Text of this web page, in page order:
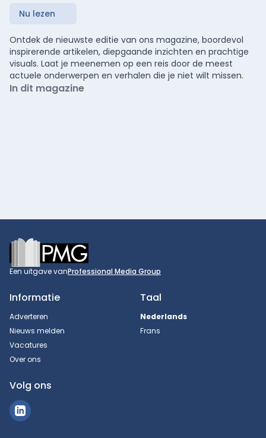
Nu lezen
Ontdek de nieuwste editie van ons magazine, boordevol
inspirerende artikelen, diepgaande inzichten en prachtige
visuals. Laat je meenemen op een reis door de meest
actuele onderwerpen en verhalen die je niet wilt missen.
In dit magazine
Footer
Een uitgave vanProfessional Media Group
Informatie
Adverteren
Nieuws melden
Vacatures
Over ons
Taal
Nederlands
Frans
Volg ons